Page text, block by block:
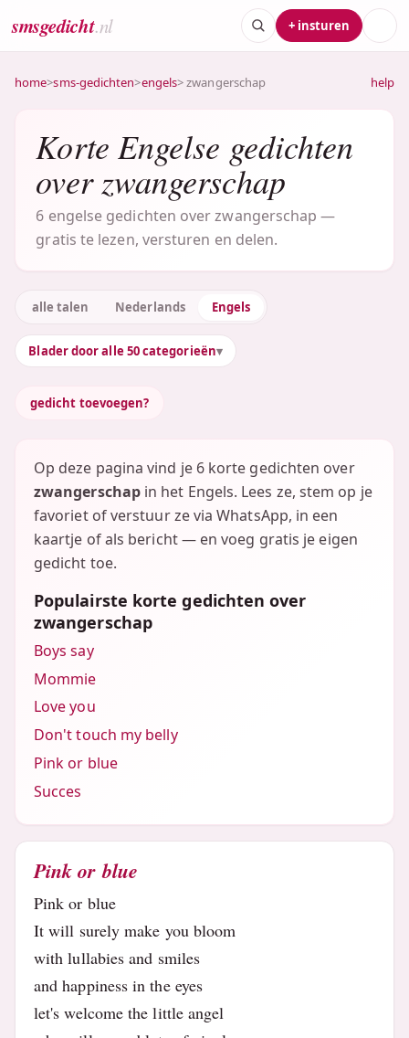
smsgedicht.nl + insturen
home>sms-gedichten>engels> zwangerschap help
Korte Engelse gedichten
over zwangerschap
6 engelse gedichten over zwangerschap —
gratis te lezen, versturen en delen.
alle talen Nederlands Engels
Blader door alle 50 categorieën
gedicht toevoegen?
Op deze pagina vind je 6 korte gedichten over
zwangerschapin het Engels. Lees ze, stem op je
favoriet of verstuur ze via WhatsApp, in een
kaartje of als bericht — en voeg gratis je eigen
gedicht toe.
Populairste korte gedichten over
zwangerschap
Boys say
Mommie
Love you
Don't touch my belly
Pink or blue
Succes
Pink or blue
Pink or blue
It will surely make you bloom
with lullabies and smiles
and happiness in the eyes
let's welcome the little angel